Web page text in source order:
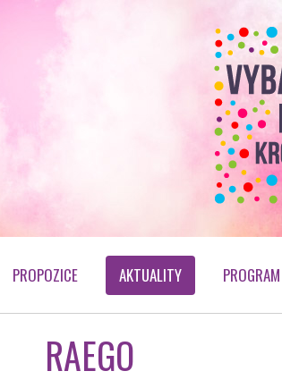
PROPOZICE AKTUALITY PROGRAM
RAEGO